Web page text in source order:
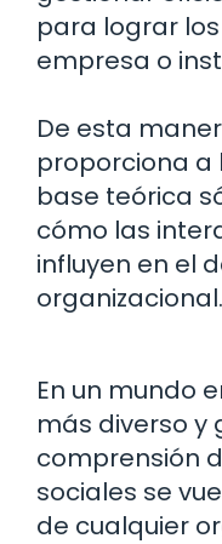
para lograr
empresa o
De esta
proporciona a
base teórica
cómo las
influyen en el
organizacional.
En un mundo
más diverso y
comprensión
sociales se
de cualquier